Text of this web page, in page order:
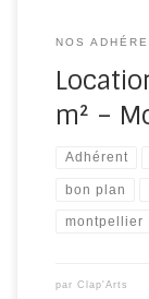
NOS
m² –
Adhérent
bon plan
montpellier
par Clap'Arts